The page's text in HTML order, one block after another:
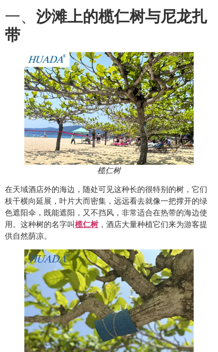
一、 沙滩上的榄仁树与尼龙扎
带
榄仁树
在天域酒店外的海边，随处可见这种长的很特别的树，它们
枝干横向延展，叶片大而密集，远远看去就像一把撑开的绿
色遮阳伞，既能遮阳，又不挡风，非常适合在热带的海边使
用。这种树的名字叫榄仁树 ，酒店大量种植它们来为游客提
供自然荫凉。